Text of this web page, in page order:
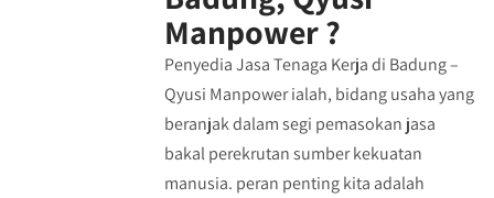
Manpower ?
Penyedia Jasa Tenaga Kerja di Badung –
Qyusi Manpower ialah, bidang usaha yang
beranjak dalam segi pemasokan jasa
bakal perekrutan sumber kekuatan
manusia. peran penting kita adalah